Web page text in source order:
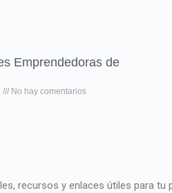
Emprendedoras de
No hay comentarios
recursos y enlaces útiles para